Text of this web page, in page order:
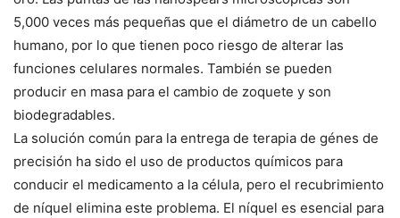
5,000 veces más pequeñas que el diámetro de un cabello
humano, por lo que tienen poco riesgo de alterar las
funciones celulares normales. También se pueden
producir en masa para el cambio de zoquete y son
biodegradables.
La solución común para la entrega de terapia de génes de
precisión ha sido el uso de productos químicos para
conducir el medicamento a la célula, pero el recubrimiento
de níquel elimina este problema. El níquel es esencial para